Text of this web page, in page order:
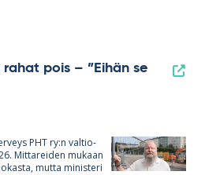
pois – ”Eihän se
PHT ry:n val­tio­
Mit­ta­rei­den mu­kaan
mutta mi­nis­teri